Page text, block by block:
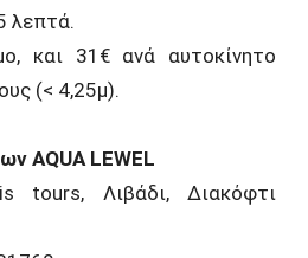
15 λεπτά.
και 31€ ανά αυτοκίνητο
(< 4,25μ).
AQUA LEWEL
tours, Λιβάδι, Διακόφτι